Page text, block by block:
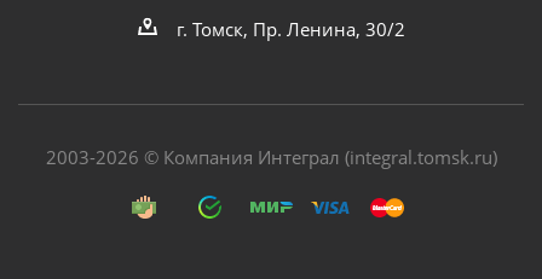
г. Томск, Пр. Ленина, 30/2
2003-2026 © Компания Интеграл (integral.tomsk.ru)